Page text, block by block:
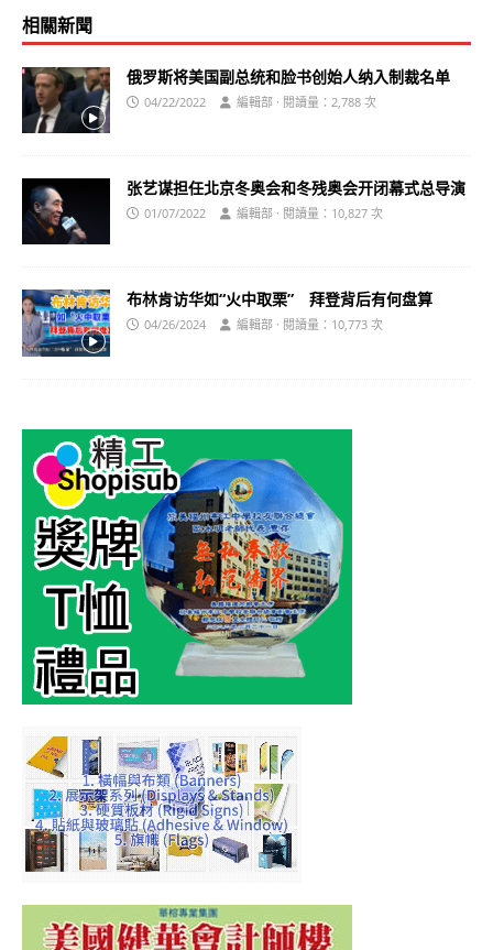
相關新聞
俄罗斯将美国副总统和脸书创始人纳入制裁名单
04/22/2022 編輯部 · 閱讀量：2,788 次
张艺谋担任北京冬奥会和冬残奥会开闭幕式总导演
01/07/2022 編輯部 · 閱讀量：10,827 次
布林肯访华如“火中取栗” 拜登背后有何盘算
04/26/2024 編輯部 · 閱讀量：10,773 次